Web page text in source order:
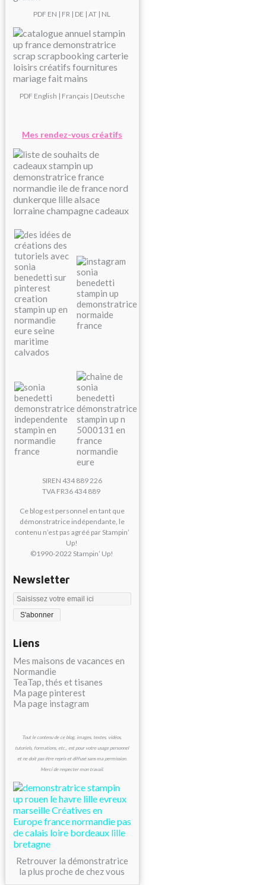
PDF EN | FR | DE | AT | NL
PDF English | Français | Deutsche
Mes rendez-vous créatifs
SIREN 434 889 226
TVA FR36 434 889
Ce blog est personnel en tant que
démonstratrice indépendante, le
contenu n’est pas agréé par Stampin’
Up!
©1990-2022 Stampin’ Up!
Newsletter
Liens
Mes maisons de vacances en
Normandie
TeaTap, thés et tisanes
Ma page pinterest
Ma page instagram
Tout le contenu de ce blog, images, textes, vidéos,
tutoriels, formations, etc., est pour votre usage personnel
et ne doit pas être repris et diffusé sans ma permission.
Merci de respecter mon travail.
Retrouver la démonstratrice
la plus proche de chez vous